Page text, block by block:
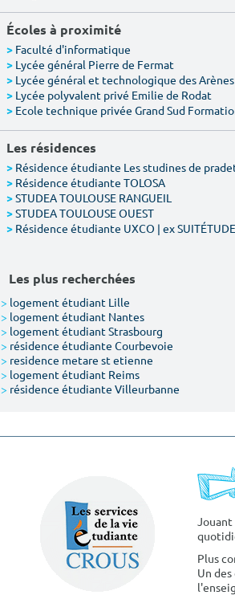
Écoles à proximité
> Faculté d'informatique
> Lycée général Pierre de Fermat
> Lycée général et technologique des Arènes
> Lycée polyvalent privé Emilie de Rodat
> Ecole technique privée Grand Sud
Les résidences
> Résidence étudiante Les studines de
> Résidence étudiante TOLOSA
>STUDEA TOULOUSE RANGUEIL
>STUDEA TOULOUSE OUEST
> Résidence étudiante UXCO | ex
Les plus recherchées
> logement étudiant Lille
> logement étudiant Nantes
> logement étudiant Strasbourg
> résidence étudiante Courbevoie
> residence metare st etienne
> logement étudiant Reims
> résidence étudiante Villeurbanne
Jouant
Plus
Un